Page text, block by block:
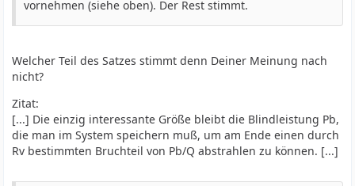
vornehmen (siehe oben). Der Rest stimmt.
Welcher Teil des Satzes stimmt denn Deiner Meinung nach
nicht?
Zitat:
[...] Die einzig interessante Größe bleibt die Blindleistung Pb,
die man im System speichern muß, um am Ende einen durch
Rv bestimmten Bruchteil von Pb/Q abstrahlen zu können. [...]